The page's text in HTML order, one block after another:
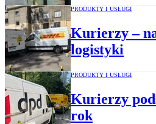
PRODUKTY I USŁUGI
Kurierzy –
logistyki
PRODUKTY I USŁUGI
Kurierzy
rok